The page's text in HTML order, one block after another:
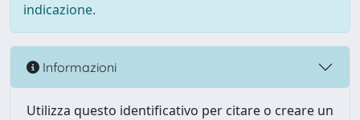
indicazione.
Informazioni
Utilizza questo identificativo per citare o creare un